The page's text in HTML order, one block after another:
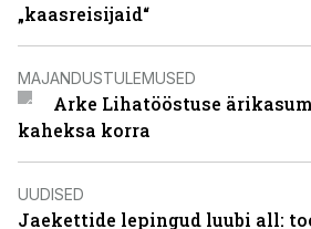
„kaasreisijaid“
MAJANDUSTULEMUSED
Arke Lihatööstuse
kaheksa korra
UUDISED
Jaekettide lepingud luubi all: